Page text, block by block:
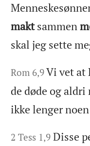
maktsammen
skal jeg sette
Rom 6,9Vi vet at
de døde og
ikke lenger
2 Tess 1,9 Disse